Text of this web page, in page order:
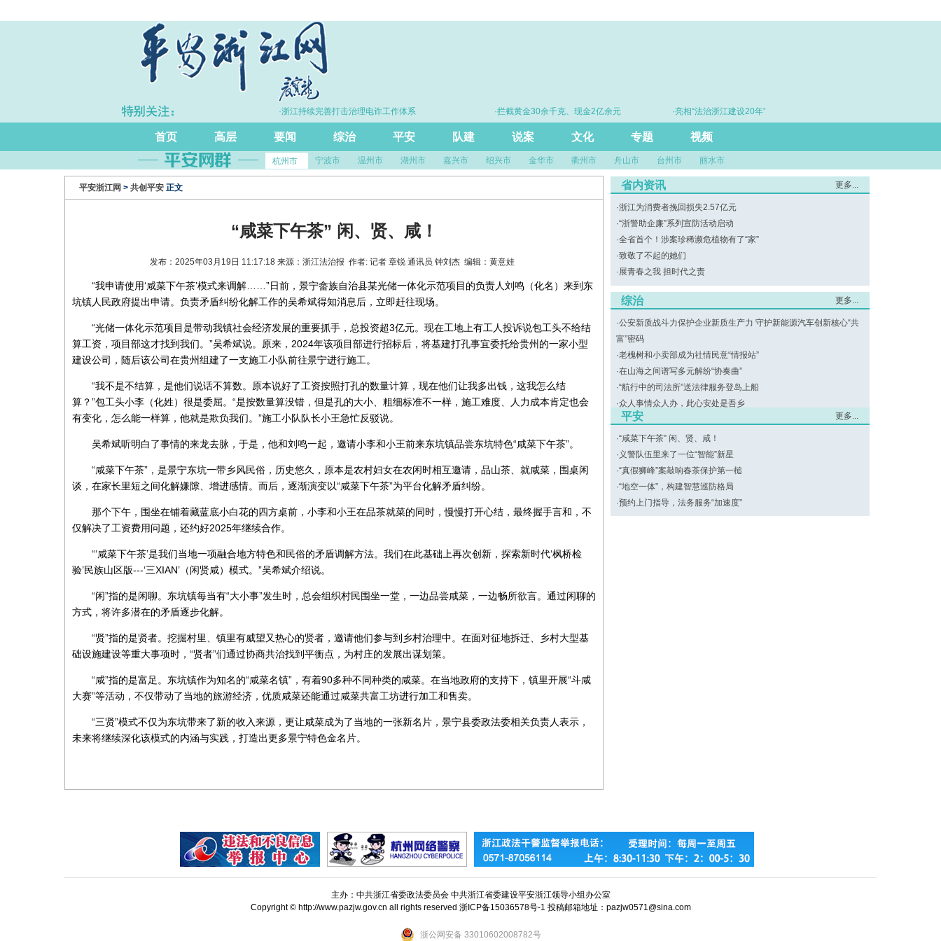
·上半年浙江GDP同比增长5.7% ·浙江持续完善打击治理电诈工作体系 ·拦截黄金30余千克、现金2亿余元
·亮相“法治浙江建设20年”主题展 浙江打造的这把“标
首页 高层 要闻 综治 平安 队建 说案 文化 专题 视频
杭州市 宁波市 温州市 湖州市 嘉兴市 绍兴市 金华市 衢州市 舟山市 台州市 丽水市
平安浙江网 > 共创平安 正文
“咸菜下午茶” 闲、贤、咸！
发布：2025年03月19日 11:17:18 来源：浙江法治报 作者: 记者 章锐 通讯员 钟刘杰 编辑：黄意娃
“我申请使用‘咸菜下午茶’模式来调解……”日前，景宁畲族自治县某光储一体化示范项目的负责人刘鸣（化名）来到东
坑镇人民政府提出申请。负责矛盾纠纷化解工作的吴希斌得知消息后，立即赶往现场。
“光储一体化示范项目是带动我镇社会经济发展的重要抓手，总投资超3亿元。现在工地上有工人投诉说包工头不给结
算工资，项目部这才找到我们。”吴希斌说。原来，2024年该项目部进行招标后，将基建打孔事宜委托给贵州的一家小型
建设公司，随后该公司在贵州组建了一支施工小队前往景宁进行施工。
“我不是不结算，是他们说话不算数。原本说好了工资按照打孔的数量计算，现在他们让我多出钱，这我怎么结
算？”包工头小李（化姓）很是委屈。“是按数量算没错，但是孔的大小、粗细标准不一样，施工难度、人力成本肯定也会
有变化，怎么能一样算，他就是欺负我们。”施工小队队长小王急忙反驳说。
吴希斌听明白了事情的来龙去脉，于是，他和刘鸣一起，邀请小李和小王前来东坑镇品尝东坑特色“咸菜下午茶”。
“咸菜下午茶”，是景宁东坑一带乡风民俗，历史悠久，原本是农村妇女在农闲时相互邀请，品山茶、就咸菜，围桌闲
谈，在家长里短之间化解嫌隙、增进感情。而后，逐渐演变以“咸菜下午茶”为平台化解矛盾纠纷。
那个下午，围坐在铺着藏蓝底小白花的四方桌前，小李和小王在品茶就菜的同时，慢慢打开心结，最终握手言和，不
仅解决了工资费用问题，还约好2025年继续合作。
“‘咸菜下午茶’是我们当地一项融合地方特色和民俗的矛盾调解方法。我们在此基础上再次创新，探索新时代‘枫桥检
验’民族山区版---‘三XIAN’（闲贤咸）模式。”吴希斌介绍说。
“闲”指的是闲聊。东坑镇每当有“大小事”发生时，总会组织村民围坐一堂，一边品尝咸菜，一边畅所欲言。通过闲聊的
方式，将许多潜在的矛盾逐步化解。
“贤”指的是贤者。挖掘村里、镇里有威望又热心的贤者，邀请他们参与到乡村治理中。在面对征地拆迁、乡村大型基
础设施建设等重大事项时，“贤者”们通过协商共治找到平衡点，为村庄的发展出谋划策。
“咸”指的是富足。东坑镇作为知名的“咸菜名镇”，有着90多种不同种类的咸菜。在当地政府的支持下，镇里开展“斗咸
大赛”等活动，不仅带动了当地的旅游经济，优质咸菜还能通过咸菜共富工坊进行加工和售卖。
“三贤”模式不仅为东坑带来了新的收入来源，更让咸菜成为了当地的一张新名片，景宁县委政法委相关负责人表示，
未来将继续深化该模式的内涵与实践，打造出更多景宁特色金名片。
省内资讯 更多...
·浙江为消费者挽回损失2.57亿元
·“浙警助企廉”系列宣防活动启动
·全省首个！涉案珍稀濒危植物有了“家”
·致敬了不起的她们
·展青春之我 担时代之责
综治 更多...
·公安新质战斗力保护企业新质生产力 守护新能源汽车创新核心“共
富”密码
·老槐树和小卖部成为社情民意“情报站”
·在山海之间谱写多元解纷“协奏曲”
·“航行中的司法所”送法律服务登岛上船
·众人事情众人办，此心安处是吾乡
平安 更多...
·“咸菜下午茶” 闲、贤、咸！
· 义警队伍里来了一位“智能”新星
·“真假狮峰”案敲响春茶保护第一槌
·“地空一体”，构建智慧巡防格局
·预约上门指导，法务服务“加速度”
主办：中共浙江省委政法委员会 中共浙江省委建设平安浙江领导小组办公室
Copyright © http://www.pazjw.gov.cn all rights reserved 浙ICP备15036578号-1 投稿邮箱地址：pazjw0571@sina.com
浙公网安备 33010602008782号